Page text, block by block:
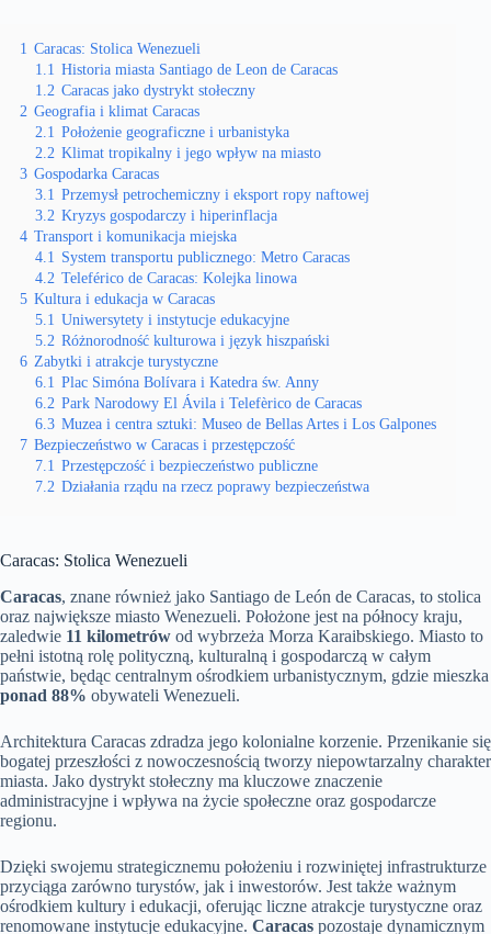
1 Caracas: Stolica Wenezueli
1.1 Historia miasta Santiago de Leon de Caracas
1.2 Caracas jako dystrykt stołeczny
2 Geografia i klimat Caracas
2.1 Położenie geograficzne i urbanistyka
2.2 Klimat tropikalny i jego wpływ na miasto
3 Gospodarka Caracas
3.1 Przemysł petrochemiczny i eksport ropy naftowej
3.2 Kryzys gospodarczy i hiperinflacja
4 Transport i komunikacja miejska
4.1 System transportu publicznego: Metro Caracas
4.2 Teleférico de Caracas: Kolejka linowa
5 Kultura i edukacja w Caracas
5.1 Uniwersytety i instytucje edukacyjne
5.2 Różnorodność kulturowa i język hiszpański
6 Zabytki i atrakcje turystyczne
6.1 Plac Simóna Bolívara i Katedra św. Anny
6.2 Park Narodowy El Ávila i Telefèrico de Caracas
6.3 Muzea i centra sztuki: Museo de Bellas Artes i Los Galpones
7 Bezpieczeństwo w Caracas i przestępczość
7.1 Przestępczość i bezpieczeństwo publiczne
7.2 Działania rządu na rzecz poprawy bezpieczeństwa
Caracas: Stolica Wenezueli
Caracas, znane również jako Santiago de León de Caracas, to stolica
oraz największe miasto Wenezueli. Położone jest na północy kraju,
zaledwie 11 kilometrów od wybrzeża Morza Karaibskiego. Miasto to
pełni istotną rolę polityczną, kulturalną i gospodarczą w całym
państwie, będąc centralnym ośrodkiem urbanistycznym, gdzie mieszka
ponad 88% obywateli Wenezueli.
Architektura Caracas zdradza jego kolonialne korzenie. Przenikanie się
bogatej przeszłości z nowoczesnością tworzy niepowtarzalny charakter
miasta. Jako dystrykt stołeczny ma kluczowe znaczenie
administracyjne i wpływa na życie społeczne oraz gospodarcze
regionu.
Dzięki swojemu strategicznemu położeniu i rozwiniętej infrastrukturze
przyciąga zarówno turystów, jak i inwestorów. Jest także ważnym
ośrodkiem kultury i edukacji, oferując liczne atrakcje turystyczne oraz
renomowane instytucje edukacyjne. Caracas pozostaje dynamicznym